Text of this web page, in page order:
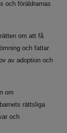
och föräldrarnas
om att få
och fattar
av adoption och
om
rättsliga
och